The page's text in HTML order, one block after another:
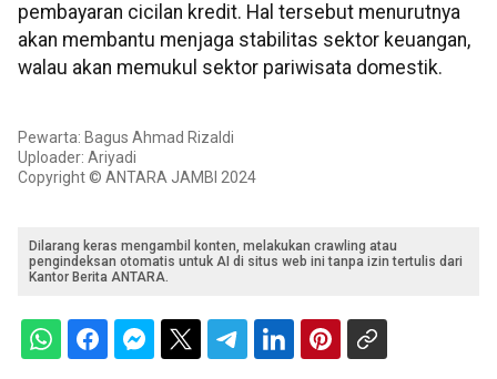
pembayaran cicilan kredit. Hal tersebut menurutnya
akan membantu menjaga stabilitas sektor keuangan,
walau akan memukul sektor pariwisata domestik.
Pewarta: Bagus Ahmad Rizaldi
Uploader: Ariyadi
Copyright © ANTARA JAMBI 2024
Dilarang keras mengambil konten, melakukan crawling atau
pengindeksan otomatis untuk AI di situs web ini tanpa izin tertulis dari
Kantor Berita ANTARA.